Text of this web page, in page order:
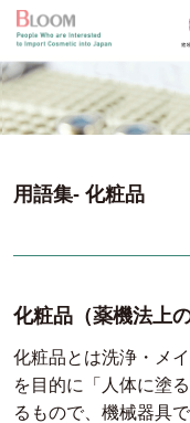
用語集- 化粧品
化粧品（薬機法上の
化粧品とは洗浄・メ
を目的に「人体に塗
るもので、機械器具